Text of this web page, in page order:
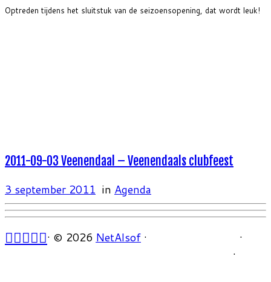
Optreden tijdens het sluitstuk van de seizoensopening, dat wordt leuk!
2011-09-03 Veenendaal – Veenendaals clubfeest
3 september 2011 in Agenda
· © 2026 NetAlsof ·
·
·